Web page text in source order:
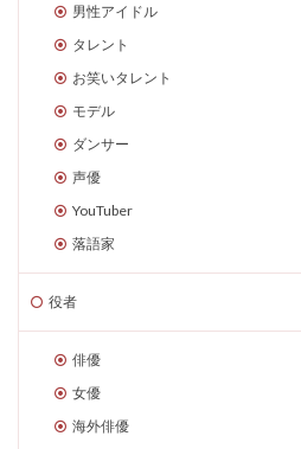
男性アイドル
タレント
お笑いタレント
モデル
ダンサー
声優
YouTuber
落語家
役者
俳優
女優
海外俳優